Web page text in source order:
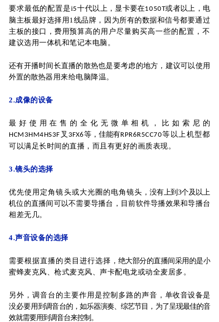
要求最低的配置是i5十代以上，显卡要在1050T或者以上，电
脑主板最好选择用1线品牌，因为所有的数据和信号都要通过
主板的接口，费用预算高的用户尽量购买高一些的配置，不
建议选用一体机和笔记本电脑。
还有开播时间长直播的散热也是要考虑的地方，建议可以使用
外置的散热器用来给电脑降温。
2.成像的设备
最好使 用在售 的全 化 无 微 单相机 ，比 如 索 尼 的
HCM3HM4HS3F 叉 3FX6等，佳能有RPR6R5CC70等以上机型都
可以满足长时间的直播，而且有更好的画质表现。
3.镜头的选择
优先使用定角镜头或大光圈的电角镜头 ，没有上到3个及以 上
机位的直播间可以不需要导播台，目前软件导播效果和导播台
相差无几。
4.声音设备的选择
需要根据直播的类目进行选择 ，绝大部分的直播间采用的是小
蜜蜂麦克风、枪式麦克风、声卡配电龙或动全麦居多。
另外，调音台的主要作用是控制多路的声音 ，单收音设备是
没必要用到调音台的，如乐器演奏、综艺节目，为了呈现最佳的音
效就需要用到调音台来控制。